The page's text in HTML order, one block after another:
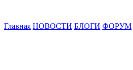
Главная НОВОСТИ БЛОГИ ФОРУМ